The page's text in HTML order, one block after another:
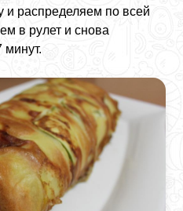
и распределяем по всей
в рулет и снова
минут.